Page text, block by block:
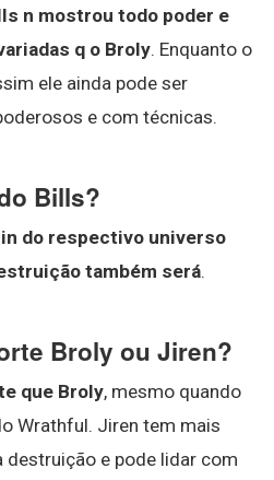
n mostrou todo poder e
q o Broly. Enquanto o
ele ainda pode ser
e com técnicas.
Bills?
do respectivo universo
também será.
Broly ou Jiren?
que Broly, mesmo quando
Wrathful. Jiren tem mais
destruição e pode lidar com